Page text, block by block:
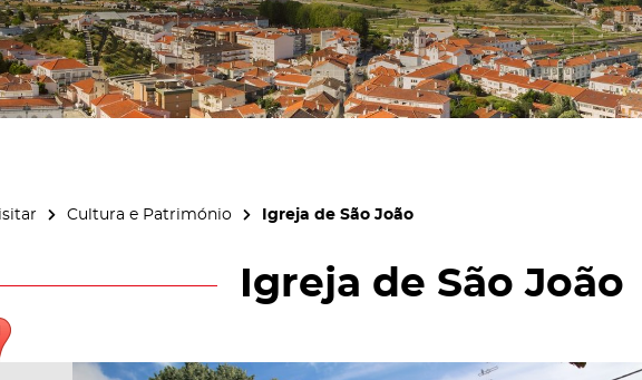
Cultura e Património Igreja de São João
Igreja de São João